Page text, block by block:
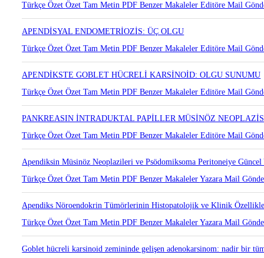
Türkçe ÖzetÖzetTam MetinPDFBenzer MakalelerEditöre Mail
APENDİSYAL ENDOMETRİOZİS: ÜÇ OLGU
Türkçe ÖzetÖzetTam MetinPDFBenzer MakalelerEditöre Mail
APENDİKSTE GOBLET HÜCRELİ KARSİNOİD: OLGU SUNUMU
Türkçe ÖzetÖzetTam MetinPDFBenzer MakalelerEditöre Mail
PANKREASIN İNTRADUKTAL PAPİLLER MÜSİNÖZ
Türkçe ÖzetÖzetTam MetinPDFBenzer MakalelerEditöre Mail
Apendiksin Müsinöz Neoplazileri ve Psödomiksoma Peritoneiye Güncel
Türkçe ÖzetÖzetTam MetinPDFBenzer MakalelerYazara Mail
Apendiks Nöroendokrin Tümörlerinin Histopatolojik ve Klinik
Türkçe ÖzetÖzetTam MetinPDFBenzer MakalelerYazara Mail
Goblet hücreli karsinoid zemininde gelişen adenokarsinom: nadir bir